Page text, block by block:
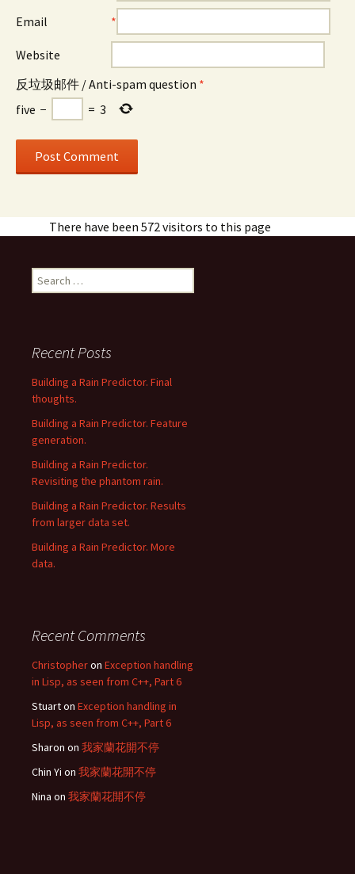
Email *
Website
反垃圾邮件 / Anti-spam question *
five − = 3
There have been 572 visitors to this page
Search
for:
Recent Posts
Building a Rain Predictor. Final
thoughts.
Building a Rain Predictor. Feature
generation.
Building a Rain Predictor.
Revisiting the phantom rain.
Building a Rain Predictor. Results
from larger data set.
Building a Rain Predictor. More
data.
Recent Comments
Christopheron Exception handling
in Lisp, as seen from C++, Part 6
Stuarton Exception handling in
Lisp, as seen from C++, Part 6
Sharon on 我家蘭花開不停
Chin Yi on 我家蘭花開不停
Nina on 我家蘭花開不停